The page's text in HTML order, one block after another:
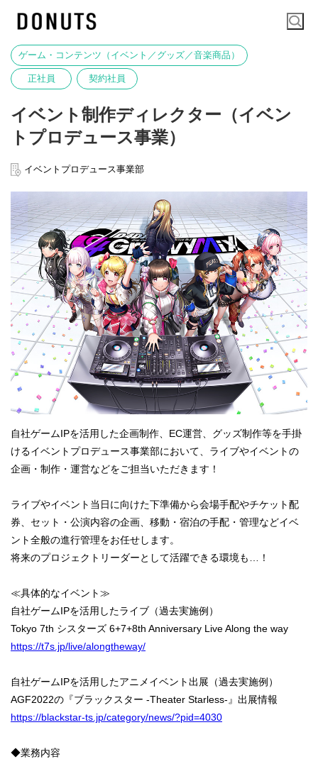
ゲーム・コンテンツ（イベント／グッズ／音楽商品）
正社員 契約社員
イベント制作ディレクター（イベン
トプロデュース事業）
イベントプロデュース事業部
自社ゲームIPを活用した企画制作、EC運営、グッズ制作等を手掛
けるイベントプロデュース事業部において、ライブやイベントの
企画・制作・運営などをご担当いただきます！
ライブやイベント当日に向けた下準備から会場手配やチケット配
券、セット・公演内容の企画、移動・宿泊の手配・管理などイベ
ント全般の進行管理をお任せします。
将来のプロジェクトリーダーとして活躍できる環境も…！
≪具体的なイベント≫
自社ゲームIPを活用したライブ（過去実施例）
Tokyo 7th シスターズ 6+7+8th Anniversary Live Along the way
https://t7s.jp/live/alongtheway/
自社ゲームIPを活用したアニメイベント出展（過去実施例）
AGF2022の『ブラックスター -Theater Starless-』出展情報
https://blackstar-ts.jp/category/news/?pid=4030
◆業務内容